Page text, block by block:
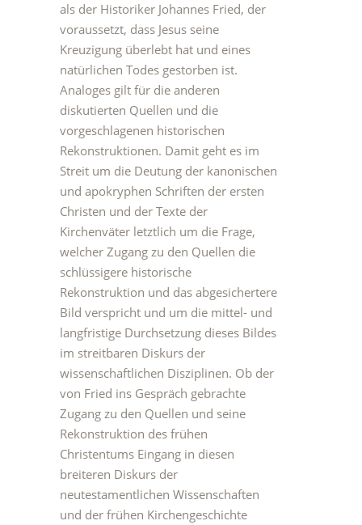
als der Historiker Johannes Fried, der
voraussetzt, dass Jesus seine
Kreuzigung überlebt hat und eines
natürlichen Todes gestorben ist.
Analoges gilt für die anderen
diskutierten Quellen und die
vorgeschlagenen historischen
Rekonstruktionen. Damit geht es im
Streit um die Deutung der kanonischen
und apokryphen Schriften der ersten
Christen und der Texte der
Kirchenväter letztlich um die Frage,
welcher Zugang zu den Quellen die
schlüssigere historische
Rekonstruktion und das abgesichertere
Bild verspricht und um die mittel- und
langfristige Durchsetzung dieses Bildes
im streitbaren Diskurs der
wissenschaftlichen Disziplinen. Ob der
von Fried ins Gespräch gebrachte
Zugang zu den Quellen und seine
Rekonstruktion des frühen
Christentums Eingang in diesen
breiteren Diskurs der
neutestamentlichen Wissenschaften
und der frühen Kirchengeschichte